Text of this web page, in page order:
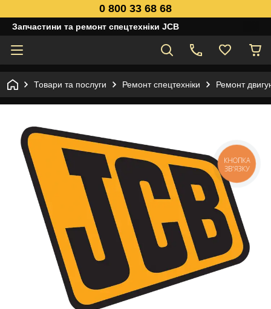
0 800 33 68 68
Запчастини та ремонт спецтехніки JCB
Товари та послуги Ремонт спецтехніки Ремонт
КНОПКА
ЗВ'ЯЗКУ